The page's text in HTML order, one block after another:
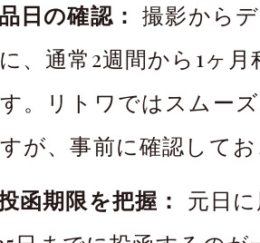
日の確認： 撮影から
、通常2週間から1ヶ
。リトワではスムー
が、事前に確認して
函期限を把握： 元日